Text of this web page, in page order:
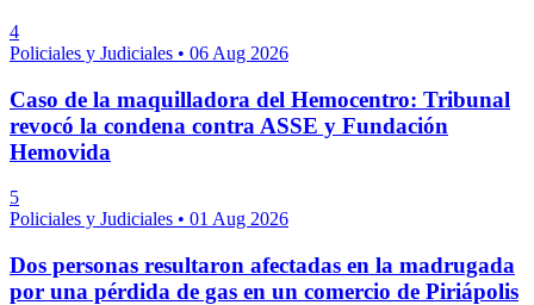
4
Policiales y Judiciales • 06 Aug 2026
Caso de la maquilladora del Hemocentro: Tribunal
revocó la condena contra ASSE y Fundación
Hemovida
5
Policiales y Judiciales • 01 Aug 2026
Dos personas resultaron afectadas en la madrugada
por una pérdida de gas en un comercio de Piriápolis